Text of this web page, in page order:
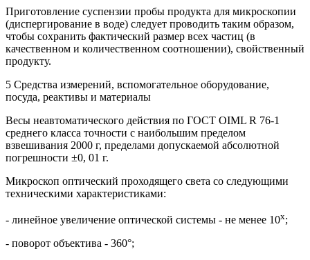
Приготовление суспензии пробы продукта для микроскопии
(диспергирование в воде) следует проводить таким образом,
чтобы сохранить фактический размер всех частиц (в
качественном и количественном соотношении), свойственный
продукту.
5 Средства измерений, вспомогательное оборудование,
посуда, реактивы и материалы
Весы неавтоматического действия по ГОСТ OIML R 76-1
среднего класса точности с наибольшим пределом
взвешивания 2000 г, пределами допускаемой абсолютной
погрешности ±0, 01 г.
Микроскоп оптический проходящего света со следующими
техническими характеристиками:
- линейное увеличение оптической системы - не менее 10х;
- поворот объектива - 360°;